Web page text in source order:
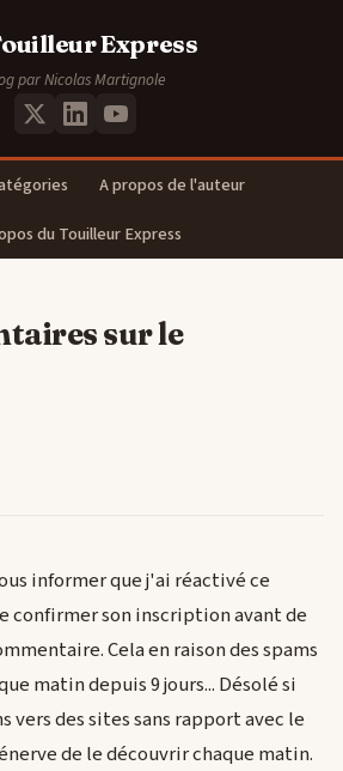
Express
par Nicolas Martignole
A propos de l'auteur
du Touilleur Express
sur le
informer que j'ai réactivé ce
son inscription avant de
Cela en raison des spams
matin depuis 9 jours... Désolé si
vers des sites sans rapport avec le
de le découvrir chaque matin.